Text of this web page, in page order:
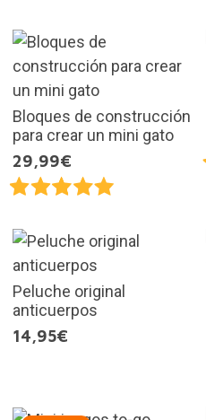
Bloques de construcción
para crear un mini gato
29,99€
Peluche original
anticuerpos
14,95€